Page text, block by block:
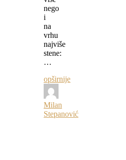
nego
i
na
vrhu
najviše
stene:
…
opširnije
Milan
Stepanović